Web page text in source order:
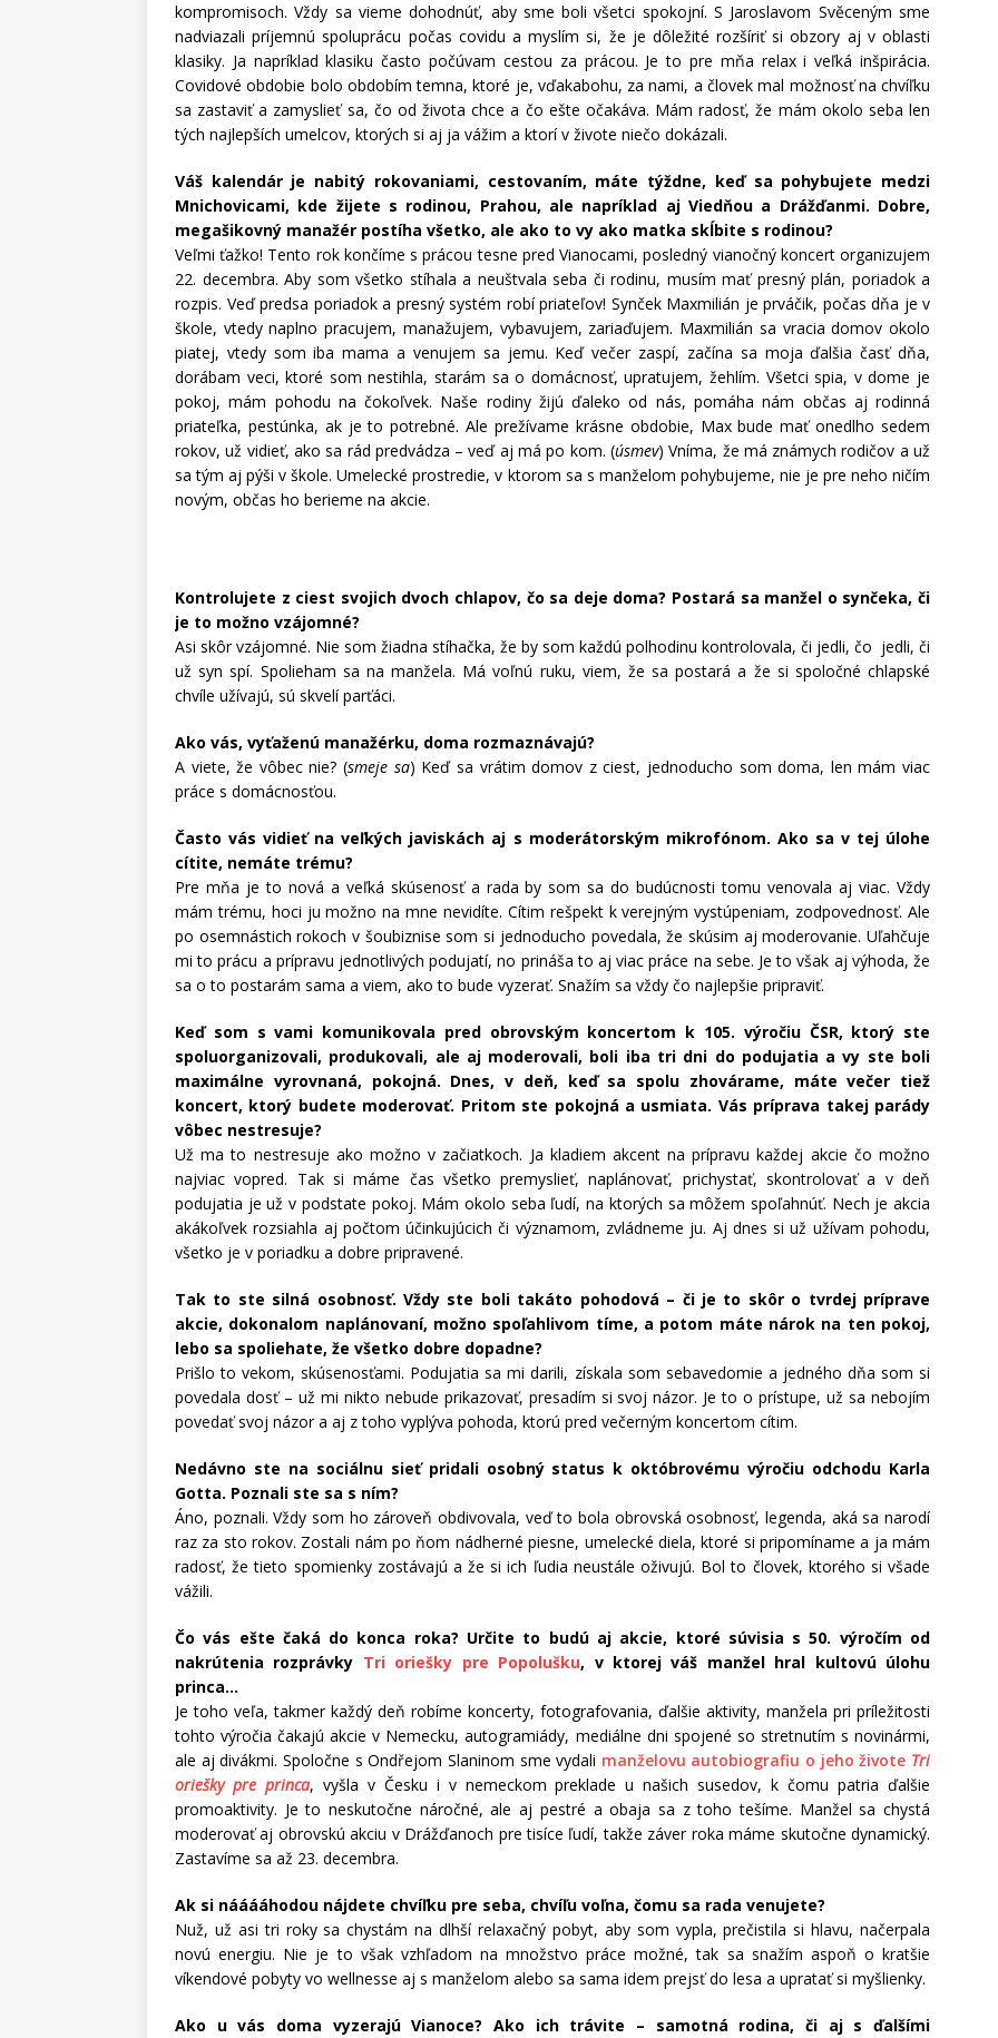
kompromisoch. Vždy sa vieme dohodnúť, aby sme boli všetci spokojní. S Jaroslavom Svěceným sme
nadviazali príjemnú spoluprácu počas covidu a myslím si, že je dôležité rozšíriť si obzory aj v oblasti
klasiky. Ja napríklad klasiku často počúvam cestou za prácou. Je to pre mňa relax i veľká inšpirácia.
Covidové obdobie bolo obdobím temna, ktoré je, vďakabohu, za nami, a človek mal možnosť na chvíľku
sa zastaviť a zamyslieť sa, čo od života chce a čo ešte očakáva. Mám radosť, že mám okolo seba len
tých najlepších umelcov, ktorých si aj ja vážim a ktorí v živote niečo dokázali.
Váš kalendár je nabitý rokovaniami, cestovaním, máte týždne, keď sa pohybujete medzi
Mnichovicami, kde žijete s rodinou, Prahou, ale napríklad aj Viedňou a Drážďanmi. Dobre,
megašikovný manažér postíha všetko, ale ako to vy ako matka skĺbite s rodinou?
Veľmi ťažko! Tento rok končíme s prácou tesne pred Vianocami, posledný vianočný koncert organizujem
22. decembra. Aby som všetko stíhala a neuštvala seba či rodinu, musím mať presný plán, poriadok a
rozpis. Veď predsa poriadok a presný systém robí priateľov! Synček Maxmilián je prváčik, počas dňa je v
škole, vtedy naplno pracujem, manažujem, vybavujem, zariaďujem. Maxmilián sa vracia domov okolo
piatej, vtedy som iba mama a venujem sa jemu. Keď večer zaspí, začína sa moja ďalšia časť dňa,
dorábam veci, ktoré som nestihla, starám sa o domácnosť, upratujem, žehlím. Všetci spia, v dome je
pokoj, mám pohodu na čokoľvek. Naše rodiny žijú ďaleko od nás, pomáha nám občas aj rodinná
priateľka, pestúnka, ak je to potrebné. Ale prežívame krásne obdobie, Max bude mať onedlho sedem
rokov, už vidieť, ako sa rád predvádza – veď aj má po kom. (úsmev) Vníma, že má známych rodičov a už
sa tým aj pýši v škole. Umelecké prostredie, v ktorom sa s manželom pohybujeme, nie je pre neho ničím
novým, občas ho berieme na akcie.
Kontrolujete z ciest svojich dvoch chlapov, čo sa deje doma? Postará sa manžel o synčeka, či
je to možno vzájomné?
Asi skôr vzájomné. Nie som žiadna stíhačka, že by som každú polhodinu kontrolovala, či jedli, čo jedli, či
už syn spí. Spolieham sa na manžela. Má voľnú ruku, viem, že sa postará a že si spoločné chlapské
chvíle užívajú, sú skvelí parťáci.
Ako vás, vyťaženú manažérku, doma rozmaznávajú?
A viete, že vôbec nie? (smeje sa) Keď sa vrátim domov z ciest, jednoducho som doma, len mám viac
práce s domácnosťou.
Často vás vidieť na veľkých javiskách aj s moderátorským mikrofónom. Ako sa v tej úlohe
cítite, nemáte trému?
Pre mňa je to nová a veľká skúsenosť a rada by som sa do budúcnosti tomu venovala aj viac. Vždy
mám trému, hoci ju možno na mne nevidíte. Cítim rešpekt k verejným vystúpeniam, zodpovednosť. Ale
po osemnástich rokoch v šoubiznise som si jednoducho povedala, že skúsim aj moderovanie. Uľahčuje
mi to prácu a prípravu jednotlivých podujatí, no prináša to aj viac práce na sebe. Je to však aj výhoda, že
sa o to postarám sama a viem, ako to bude vyzerať. Snažím sa vždy čo najlepšie pripraviť.
Keď som s vami komunikovala pred obrovským koncertom k 105. výročiu ČSR, ktorý ste
spoluorganizovali, produkovali, ale aj moderovali, boli iba tri dni do podujatia a vy ste boli
maximálne vyrovnaná, pokojná. Dnes, v deň, keď sa spolu zhovárame, máte večer tiež
koncert, ktorý budete moderovať. Pritom ste pokojná a usmiata. Vás príprava takej parády
vôbec nestresuje?
Už ma to nestresuje ako možno v začiatkoch. Ja kladiem akcent na prípravu každej akcie čo možno
najviac vopred. Tak si máme čas všetko premyslieť, naplánovať, prichystať, skontrolovať a v deň
podujatia je už v podstate pokoj. Mám okolo seba ľudí, na ktorých sa môžem spoľahnúť. Nech je akcia
akákoľvek rozsiahla aj počtom účinkujúcich či významom, zvládneme ju. Aj dnes si už užívam pohodu,
všetko je v poriadku a dobre pripravené.
Tak to ste silná osobnosť. Vždy ste boli takáto pohodová – či je to skôr o tvrdej príprave
akcie, dokonalom naplánovaní, možno spoľahlivom tíme, a potom máte nárok na ten pokoj,
lebo sa spoliehate, že všetko dobre dopadne?
Prišlo to vekom, skúsenosťami. Podujatia sa mi darili, získala som sebavedomie a jedného dňa som si
povedala dosť – už mi nikto nebude prikazovať, presadím si svoj názor. Je to o prístupe, už sa nebojím
povedať svoj názor a aj z toho vyplýva pohoda, ktorú pred večerným koncertom cítim.
Nedávno ste na sociálnu sieť pridali osobný status k októbrovému výročiu odchodu Karla
Gotta. Poznali ste sa s ním?
Áno, poznali. Vždy som ho zároveň obdivovala, veď to bola obrovská osobnosť, legenda, aká sa narodí
raz za sto rokov. Zostali nám po ňom nádherné piesne, umelecké diela, ktoré si pripomíname a ja mám
radosť, že tieto spomienky zostávajú a že si ich ľudia neustále oživujú. Bol to človek, ktorého si všade
vážili.
Čo vás ešte čaká do konca roka? Určite to budú aj akcie, ktoré súvisia s 50. výročím od
nakrútenia rozprávky Tri oriešky pre Popolušku, v ktorej váš manžel hral kultovú úlohu
princa…
Je toho veľa, takmer každý deň robíme koncerty, fotografovania, ďalšie aktivity, manžela pri príležitosti
tohto výročia čakajú akcie v Nemecku, autogramiády, mediálne dni spojené so stretnutím s novinármi,
ale aj divákmi. Spoločne s Ondřejom Slaninom sme vydali manželovu autobiografiu o jeho živote Tri
oriešky pre princa, vyšla v Česku i v nemeckom preklade u našich susedov, k čomu patria ďalšie
promoaktivity. Je to neskutočne náročné, ale aj pestré a obaja sa z toho tešíme. Manžel sa chystá
moderovať aj obrovskú akciu v Drážďanoch pre tisíce ľudí, takže záver roka máme skutočne dynamický.
Zastavíme sa až 23. decembra.
Ak si nááááhodou nájdete chvíľku pre seba, chvíľu voľna, čomu sa rada venujete?
Nuž, už asi tri roky sa chystám na dlhší relaxačný pobyt, aby som vypla, prečistila si hlavu, načerpala
novú energiu. Nie je to však vzhľadom na množstvo práce možné, tak sa snažím aspoň o kratšie
víkendové pobyty vo wellnesse aj s manželom alebo sa sama idem prejsť do lesa a upratať si myšlienky.
Ako u vás doma vyzerajú Vianoce? Ako ich trávite – samotná rodina, či aj s ďalšími